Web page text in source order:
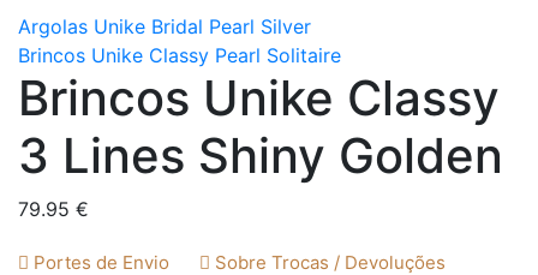
Argolas Unike Bridal Pearl Silver
Brincos Unike Classy Pearl Solitaire
Brincos Unike Classy
3 Lines Shiny Golden
79.95 €
Portes de Envio Sobre Trocas / Devoluções